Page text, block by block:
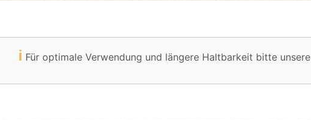
ℹ️ Für optimale Verwendung und längere Haltbarkeit bitte unsere